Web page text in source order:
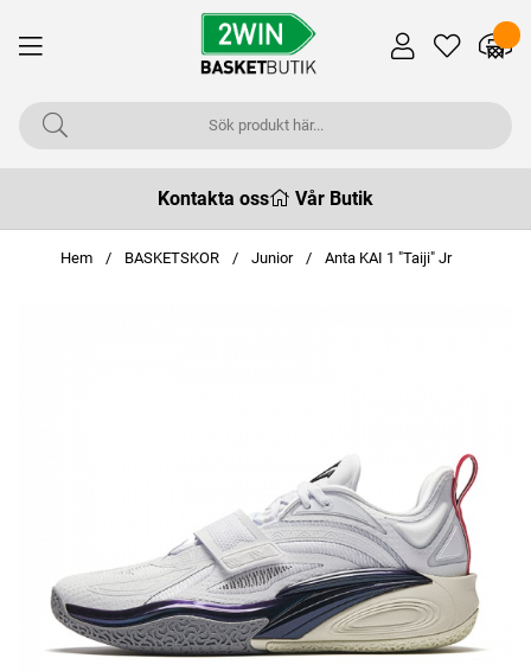
Kontakta oss Vår Butik
Hem BASKETSKOR Junior Anta KAI 1 "Taiji" Jr